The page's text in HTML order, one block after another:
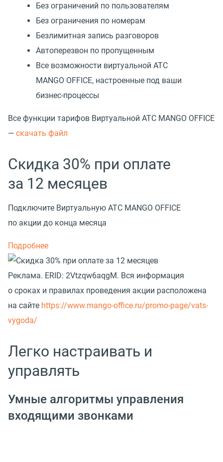
Без ограничений по пользователям
Без ограничения по номерам
Безлимитная запись разговоров
Автоперезвон по пропущенным
Все возможности виртуальной АТС
MANGO OFFICE, настроенные под ваши
бизнес-процессы
Все функции тарифов Виртуальной АТС MANGO OFFICE
— cкачать файл
Скидка 30% при оплате
за 12 месяцев
Подключите Виртуальную АТС MANGO OFFICE
по акции до конца месяца
Подробнее
Реклама. ERID: 2Vtzqw6aqgM. Вся информация
о сроках и правилах проведения акции расположена
на сайте https://www.mango-office.ru/promo-page/vats-
vygoda/
Легко настраивать и
управлять
Умные алгоритмы управления
входящими звонками